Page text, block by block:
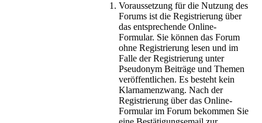
Voraussetzung für die Nutzung des
Forums ist die Registrierung über
das entsprechende Online-
Formular. Sie können das Forum
ohne Registrierung lesen und im
Falle der Registrierung unter
Pseudonym Beiträge und Themen
veröffentlichen. Es besteht kein
Klarnamenzwang. Nach der
Registrierung über das Online-
Formular im Forum bekommen Sie